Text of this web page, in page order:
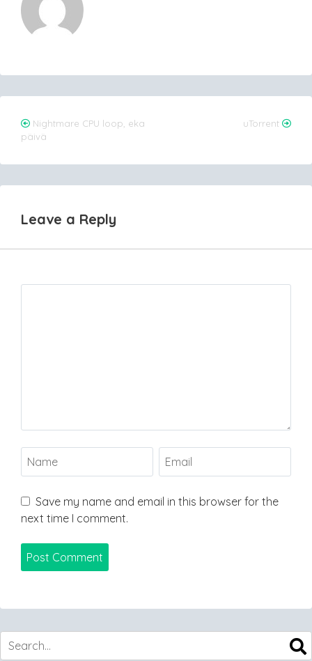
Post
navigation
Nightmare CPU loop, eka
päivä
uTorrent
Leave a Reply
Save my name and email in this browser for the
next time I comment.